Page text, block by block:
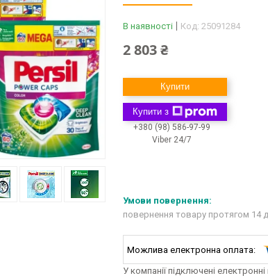
В наявності Код: 25091284
2 803 ₴
Купити
Купити з
+380 (98) 586-97-99
Viber 24/7
повернення товару протягом 14
У компанії підключені